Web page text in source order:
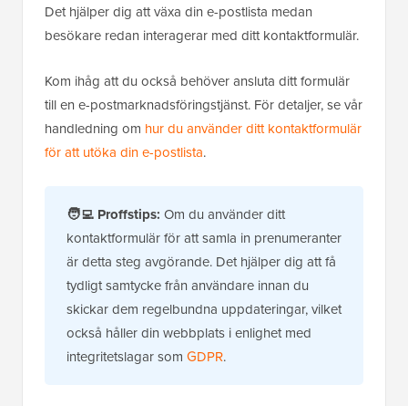
Det hjälper dig att växa din e-postlista medan
besökare redan interagerar med ditt kontaktformulär.
Kom ihåg att du också behöver ansluta ditt formulär
till en e-postmarknadsföringstjänst. För detaljer, se vår
handledning om hur du använder ditt kontaktformulär
för att utöka din e-postlista.
🧑‍💻 Proffstips: Om du använder ditt
kontaktformulär för att samla in prenumeranter
är detta steg avgörande. Det hjälper dig att få
tydligt samtycke från användare innan du
skickar dem regelbundna uppdateringar, vilket
också håller din webbplats i enlighet med
integritetslagar som GDPR.